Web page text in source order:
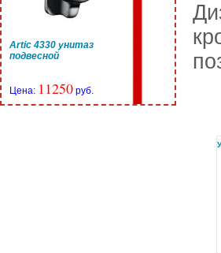
Artic 4330 унитаз
подвесной
Цена: 11250 руб.